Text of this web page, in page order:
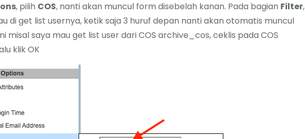
, pilih COS, nanti akan muncul form disebelah kanan. Pada bagian Filter,
di get list usernya, ketik saja 3 huruf depan nanti akan otomatis muncul
misal saya mau get list user dari COS archive_cos, ceklis pada COS
klik OK